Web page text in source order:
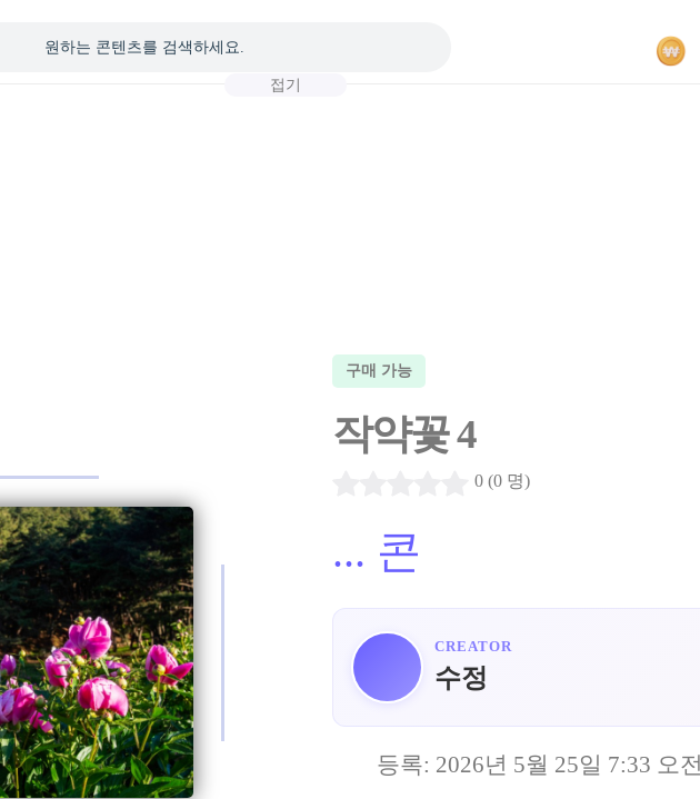
접기
구매 가능
작약꽃 4
0 (0 명)
... 콘
CREATOR
수정
등록: 2026년 5월 25일 7:33 오전